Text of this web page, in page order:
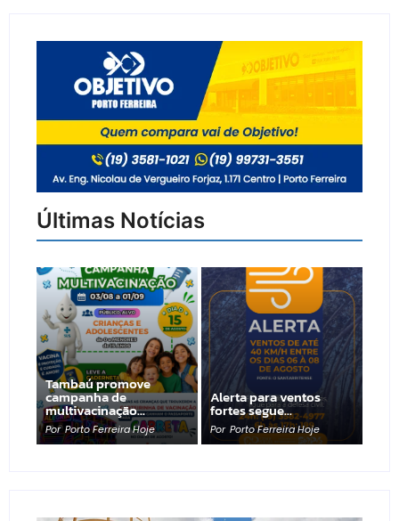
Últimas Notícias
Tambaú promove
campanha de
multivacinação…
Por Porto Ferreira Hoje
Alerta para ventos
fortes segue…
Por Porto Ferreira Hoje